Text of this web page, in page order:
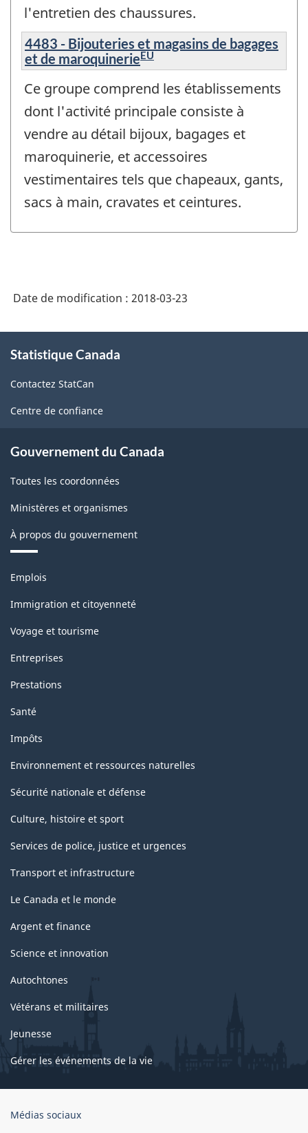
l'entretien des chaussures.
4483 - Bijouteries et magasins de bagages
et de maroquinerieÉU
Ce groupe comprend les établissements
dont l'activité principale consiste à
vendre au détail bijoux, bagages et
maroquinerie, et accessoires
vestimentaires tels que chapeaux, gants,
sacs à main, cravates et ceintures.
Date de modification : 2018-03-23
propos
ce
site
Statistique Canada
Contactez StatCan
Centre de confiance
Gouvernement du Canada
Toutes les coordonnées
Ministères et organismes
À propos du gouvernement
Thèmes
sujets
Emplois
Immigration et citoyenneté
Voyage et tourisme
Entreprises
Prestations
Santé
Impôts
Environnement et ressources naturelles
Sécurité nationale et défense
Culture, histoire et sport
Services de police, justice et urgences
Transport et infrastructure
Le Canada et le monde
Argent et finance
Science et innovation
Autochtones
Vétérans et militaires
Jeunesse
Gérer les événements de la vie
Organisation
Médias sociaux